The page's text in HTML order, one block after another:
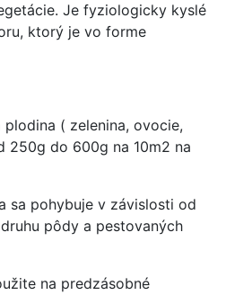
Je fyziologicky kyslé
ktorý je vo forme
( zelenina, ovocie,
250g do 600g na 10m2 na
sa pohybuje v závislosti od
pôdy a pestovaných
na predzásobné